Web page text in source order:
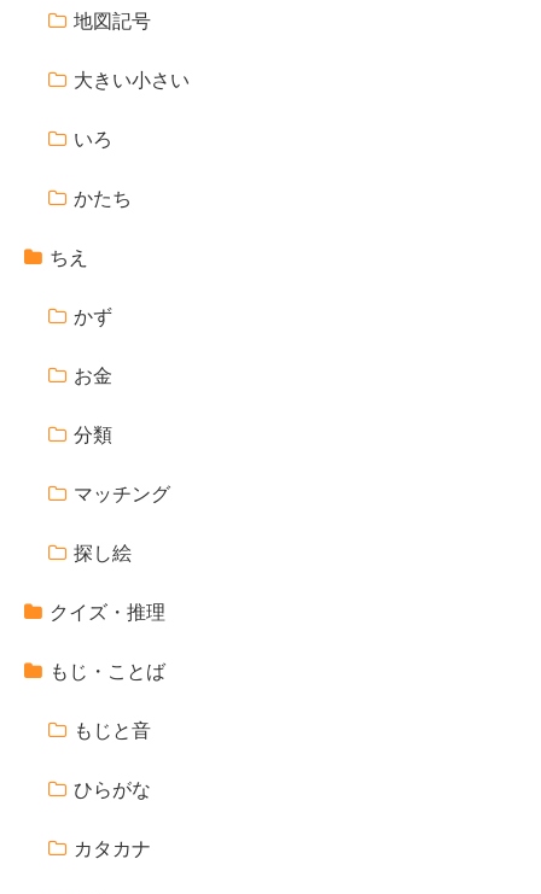
地図記号
大きい小さい
いろ
かたち
ちえ
かず
お金
分類
マッチング
探し絵
クイズ・推理
もじ・ことば
もじと音
ひらがな
カタカナ